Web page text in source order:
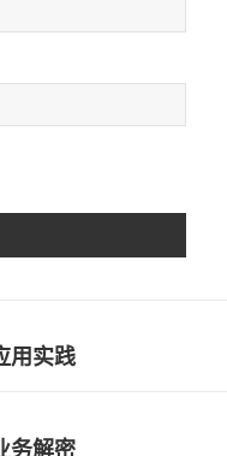
用实践
务解密